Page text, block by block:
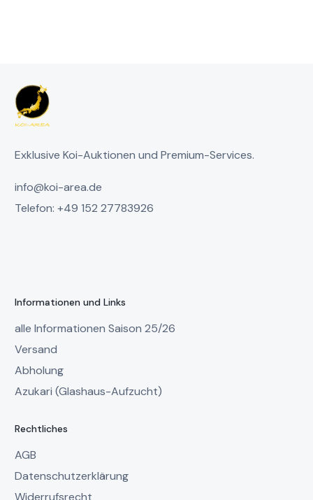
Exklusive Koi-Auktionen und Premium-Services.
info@koi-area.de
Telefon: +49 152 27783926
Informationen und Links
alle Informationen Saison 25/26
Versand
Abholung
Azukari (Glashaus-Aufzucht)
Rechtliches
AGB
Datenschutzerklärung